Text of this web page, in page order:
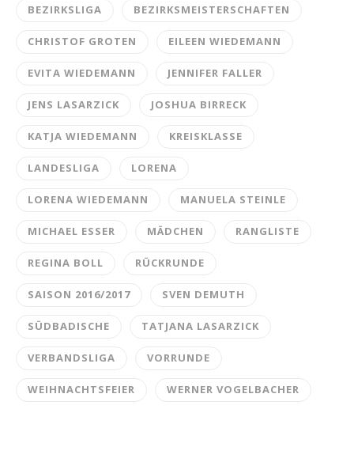
BEZIRKSLIGA BEZIRKSMEISTERSCHAFTEN
CHRISTOF GROTEN EILEEN WIEDEMANN
EVITA WIEDEMANN JENNIFER FALLER
JENS LASARZICK JOSHUA BIRRECK
KATJA WIEDEMANN KREISKLASSE
LANDESLIGA LORENA
LORENA WIEDEMANN MANUELA STEINLE
MICHAEL ESSER MÄDCHEN RANGLISTE
REGINA BOLL RÜCKRUNDE
SAISON 2016/2017 SVEN DEMUTH
SÜDBADISCHE TATJANA LASARZICK
VERBANDSLIGA VORRUNDE
WEIHNACHTSFEIER WERNER VOGELBACHER